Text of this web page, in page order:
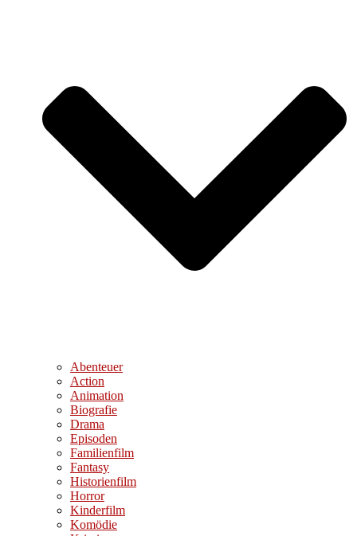
Abenteuer
Action
Animation
Biografie
Drama
Episoden
Familienfilm
Fantasy
Historienfilm
Horror
Kinderfilm
Komödie